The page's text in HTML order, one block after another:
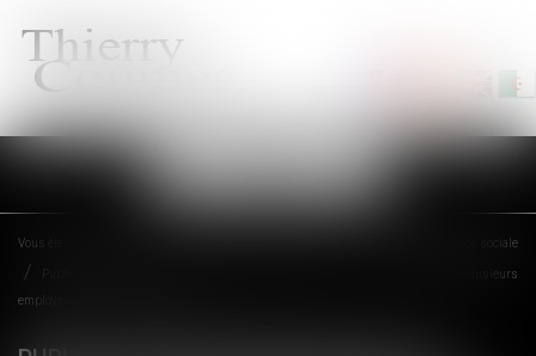
Ouvrir
le
Vous êtes ici : Droit de la protection sociale
Publication du décret relatif au droit à la retraite progressive des salariés ayant plusieurs
employeurs - La Gazette du Palais